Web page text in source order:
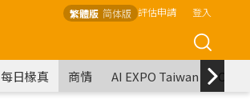
繁體版 简体版 評估申請 登入
每日椽真 商情 AI EXPO Taiwan